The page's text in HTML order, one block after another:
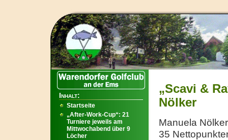
„Scavi &
Nölker
Manuela
35
Inhalt:
Startseite
„After-Work-Cup“: 21
Turniere jeweils am
Mittwochabend über 9
Löcher